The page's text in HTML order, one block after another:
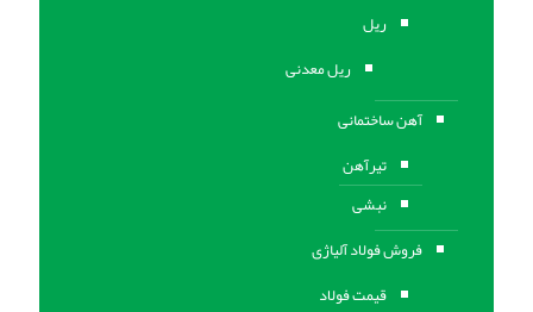
ریل
ریل معدنی
آهن ساختمانی
تیرآهن
نبشی
فروش فولاد آلیاژی
قیمت فولاد